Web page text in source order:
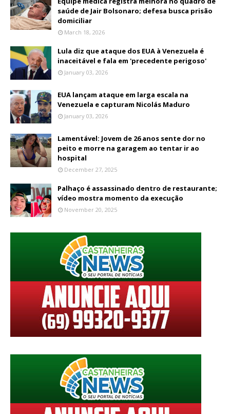
saúde de Jair Bolsonaro; defesa busca prisão
domiciliar
March 18, 2026
Lula diz que ataque dos EUA à Venezuela é
inaceitável e fala em 'precedente perigoso'
January 03, 2026
EUA lançam ataque em larga escala na
Venezuela e capturam Nicolás Maduro
January 03, 2026
Lamentável: Jovem de 26 anos sente dor no
peito e morre na garagem ao tentar ir ao
hospital
December 27, 2025
Palhaço é assassinado dentro de restaurante;
vídeo mostra momento da execução
November 20, 2025